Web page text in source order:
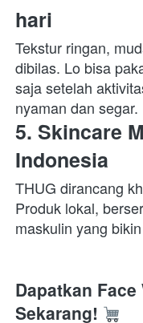
hari
Tekstur ringan,
dibilas. Lo bisa
saja setelah
nyaman dan segar.
5. Skincare
Indonesia
THUG dirancang
Produk lokal,
maskulin yang
Dapatkan
Sekarang!